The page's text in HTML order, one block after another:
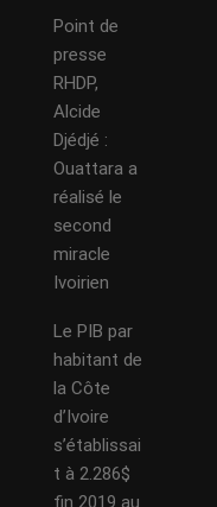
Point de
presse
RHDP,
Alcide
Djédjé :
Ouattara a
réalisé le
second
miracle
Ivoirien
Le PIB par
habitant de
la Côte
d’Ivoire
s’établissai
t à 2.286$
fin 2019 au